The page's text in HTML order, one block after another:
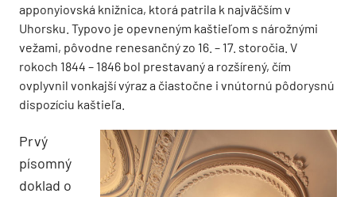
apponyiovská knižnica, ktorá patrila k najväčším v
Uhorsku. Typovo je opevneným kaštieľom s nárožnými
vežami, pôvodne renesančný zo 16. – 17. storočia. V
rokoch 1844 – 1846 bol prestavaný a rozšírený, čím
ovplyvnil vonkajší výraz a čiastočne i vnútornú pôdorysnú
dispozíciu kaštieľa.
Prvý
písomný
doklad o